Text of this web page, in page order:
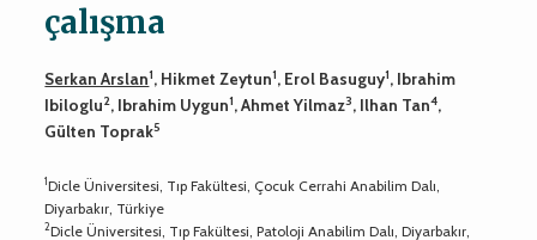
çalışma
Serkan Arslan1, Hikmet Zeytun1, Erol Basuguy1, Ibrahim
Ibiloglu2, Ibrahim Uygun1, Ahmet Yilmaz3, Ilhan Tan4,
Gülten Toprak5
1Dicle Üniversitesi, Tıp Fakültesi, Çocuk Cerrahi Anabilim Dalı,
Diyarbakır, Türkiye
2Dicle Üniversitesi, Tıp Fakültesi, Patoloji Anabilim Dalı, Diyarbakır,